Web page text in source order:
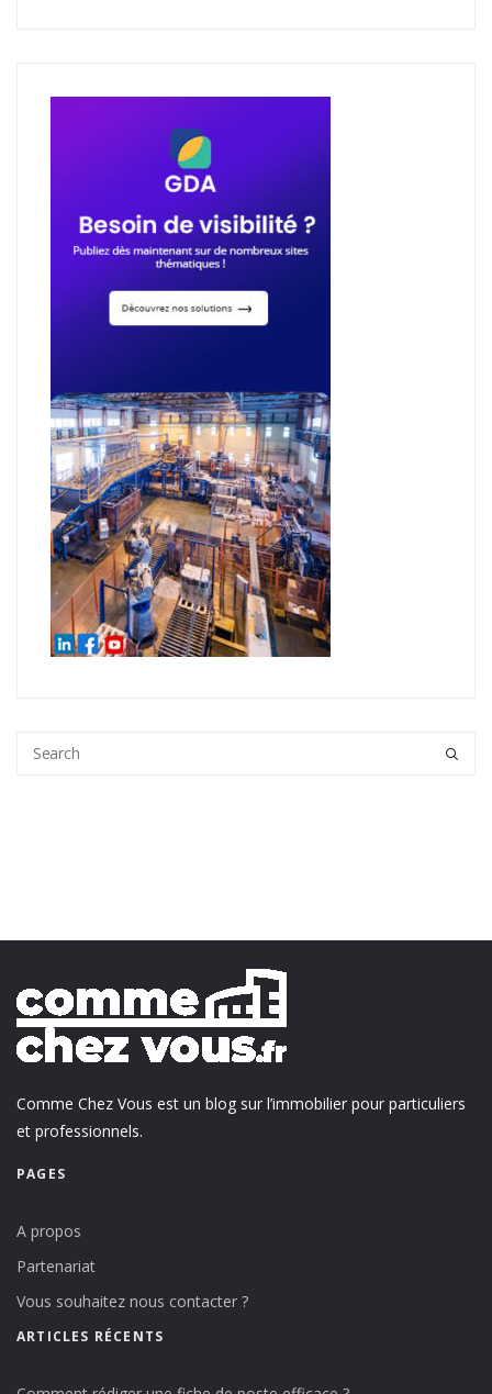
Comme Chez Vous est un blog sur l’immobilier pour particuliers
et professionnels.
PAGES
A propos
Partenariat
Vous souhaitez nous contacter ?
ARTICLES RÉCENTS